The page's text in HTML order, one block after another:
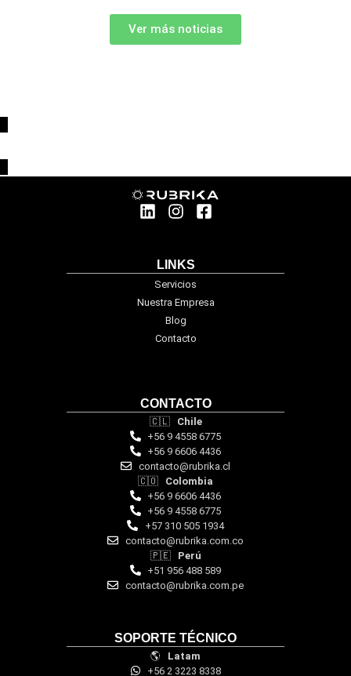
Ver más noticias
LINKS
Servicios
Nuestra Empresa
Blog
Contacto
CONTACTO
🇨🇱 Chile
+56 9 4558 6775
+56 9 6606 4436
contacto@rubrika.cl
🇨🇴 Colombia
+56 9 6606 4436
+56 9 4558 6775
‪+57 310 505 1934‬
contacto@rubrika.com.co
🇵🇪 Perú
+51 956 488 589
contacto@rubrika.com.pe
SOPORTE TÉCNICO
🌎 Latam
+56 2 3223 8338